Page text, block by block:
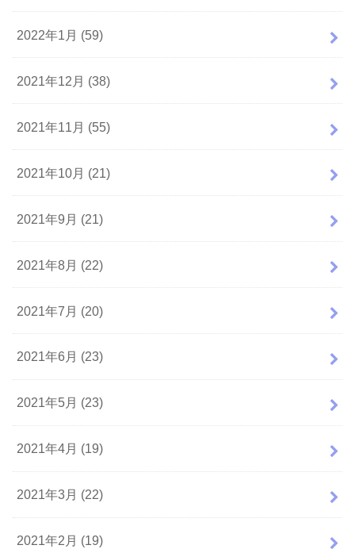
2022年1月 (59)
2021年12月 (38)
2021年11月 (55)
2021年10月 (21)
2021年9月 (21)
2021年8月 (22)
2021年7月 (20)
2021年6月 (23)
2021年5月 (23)
2021年4月 (19)
2021年3月 (22)
2021年2月 (19)